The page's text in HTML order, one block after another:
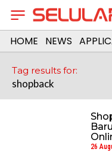
HOME NEWS
Tag results for:
shopback
26